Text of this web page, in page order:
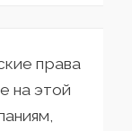
права
на этой